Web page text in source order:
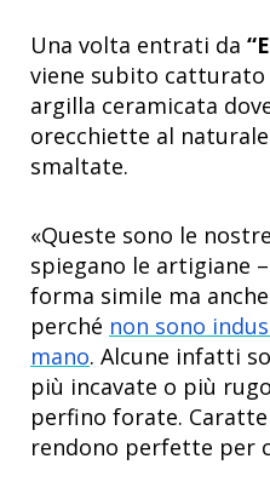
Una volta entrati da
viene subito catturato
argilla ceramicata
orecchiette al
smaltate.
«Queste sono le
spiegano le artigiane
forma simile ma
perché non sono
mano. Alcune infatti
più incavate o più
perfino forate.
rendono perfette per